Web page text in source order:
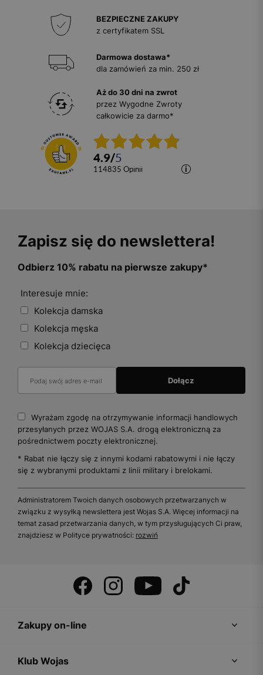
BEZPIECZNE ZAKUPY
z certyfikatem SSL
Darmowa dostawa*
dla zamówień za min. 250 zł
Aż do 30 dni na zwrot
przez Wygodne Zwroty
całkowicie za darmo*
4.9/5
114835 opinii
Zapisz się do newslettera!
Odbierz 10% rabatu na pierwsze zakupy*
Interesuje mnie:
Kolekcja damska
Kolekcja męska
Kolekcja dziecięca
Wyrażam zgodę na otrzymywanie informacji handlowych
przesyłanych przez WOJAS S.A. drogą elektroniczną za
pośrednictwem poczty elektronicznej.
* Rabat nie łączy się z innymi kodami rabatowymi i nie łączy
się z wybranymi produktami z linii military i brelokami.
Administratorem Twoich danych osobowych przetwarzanych w
związku z wysyłką newslettera jest Wojas S.A. Więcej informacji na
temat zasad przetwarzania danych, w tym przysługujących Ci praw,
znajdziesz w Polityce prywatności: rozwiń
Zakupy on-line
Klub Wojas